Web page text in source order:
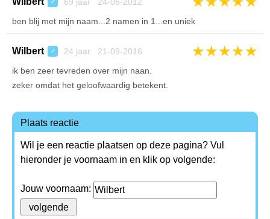
♂
ben blij met mijn naam...2 namen in 1...en uniek
Wilbert ♂ 24 jaar 21-09-2016 ★★★★★
ik ben zeer tevreden over mijn naan.
zeker omdat het geloofwaardig betekent.
Plaats reactie
Wil je een reactie plaatsen op deze pagina? Vul
hieronder je voornaam in en klik op volgende:
Jouw voornaam: